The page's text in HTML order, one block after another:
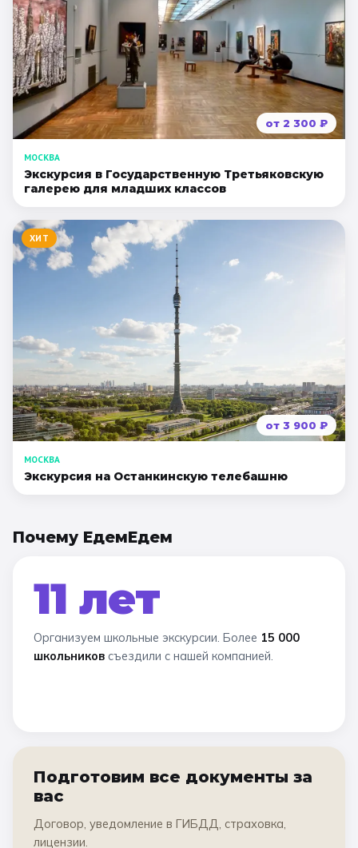
от 2 300 ₽
МОСКВА
Экскурсия в Государственную Третьяковскую
галерею для младших классов
ХИТ
от 3 900 ₽
МОСКВА
Экскурсия на Останкинскую телебашню
Почему ЕдемЕдем
11 лет
Организуем школьные экскурсии. Более 15 000
школьников съездили с нашей компанией.
Подготовим все документы за
вас
Договор, уведомление в ГИБДД, страховка,
лицензии.